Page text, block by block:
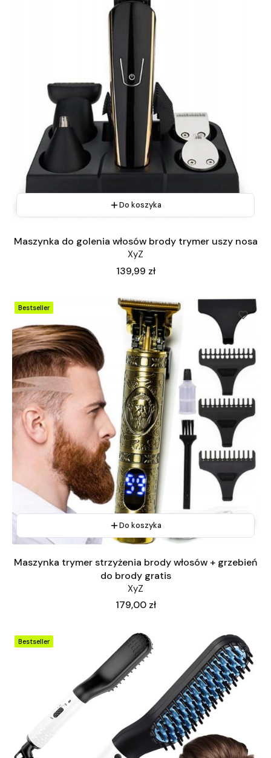
Do koszyka
Maszynka do golenia włosów brody trymer uszy nosa
XyZ
Cena
139,99 zł
Bestseller
Do koszyka
Maszynka trymer strzyżenia brody włosów + grzebień
do brody gratis
XyZ
Cena
179,00 zł
Bestseller